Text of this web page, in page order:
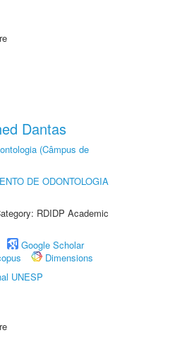
Dantas
(Câmpus de
DE ODONTOLOGIA
RDIDP Academic
Google Scholar
Dimensions
UNESP